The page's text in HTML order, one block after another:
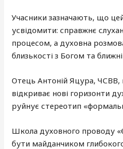
Учасники зазначають, що
усвідомити: справжнє
процесом, а духовна
близькості з Богом та
Отець Антоній Яцура,
відкриває нові горизонти
руйнує стереотип
Школа духовного проводу
бути майданчиком